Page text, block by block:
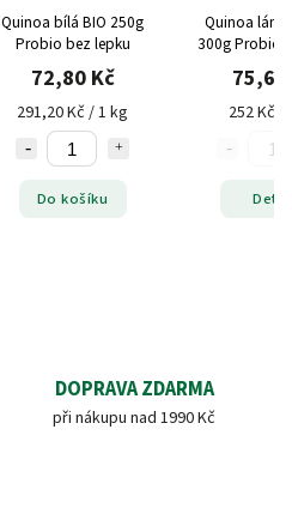
Quinoa bílá BIO 250g
Probio bez lepku
72,80 Kč
291,20 Kč / 1 kg
Do košíku
Quinoa
300g Probio
75,60
252 Kč /
DOPRAVA ZDARMA
při nákupu nad 1990 Kč